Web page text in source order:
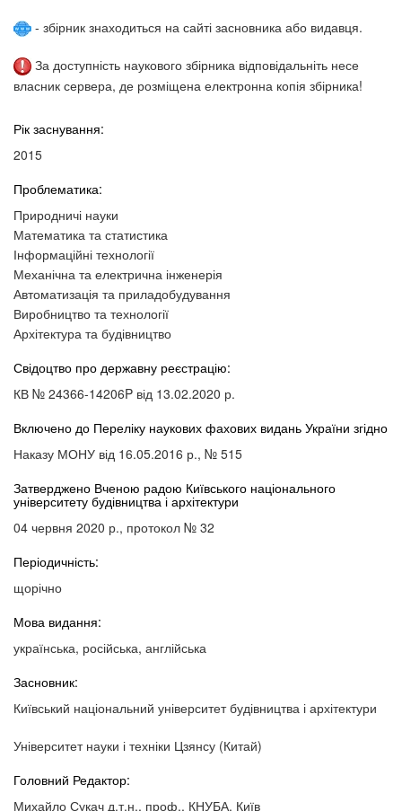
- збірник знаходиться на сайті засновника або видавця.
За доступність наукового збірника відповідальніть несе
власник сервера, де розміщена електронна копія збірника!
Рік заснування:
2015
Проблематика:
Природничі науки
Математика та статистика
Інформаційні технології
Механічна та електрична інженерія
Автоматизація та приладобудування
Виробництво та технології
Архітектура та будівництво
Свідоцтво про державну реєстрацію:
КВ № 24366-14206P від 13.02.2020 р.
Включено до Переліку наукових фахових видань України згідно
Наказу МОНУ від 16.05.2016 р., № 515
Затверджено Вченою радою Київського національного
університету будівництва і архітектури
04 червня 2020 р., протокол № 32
Періодичність:
щорічно
Мова видання:
українська, російська, англійська
Засновник:
Київський національний університет будівництва і архітектури
Університет науки і техніки Цзянсу (Китай)
Головний Редактор:
Михайло Сукач д.т.н., проф., КНУБА, Київ